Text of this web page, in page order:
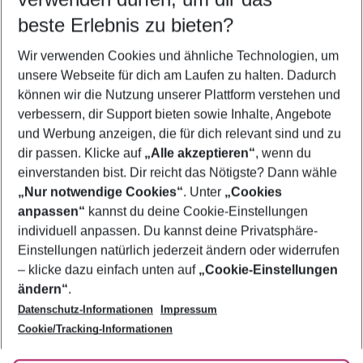
5-8 Nächte
2 Erwachsene Keine Kinder
Mehr Filter anzeigen
Footer
Footer navigation
Über uns
AGB
Bestpreisgarantie
Cookie-Einstellungen ändern
Cookie-Richtlinie
Agenturbetreuung
Barrierefreies Reisen
Folge uns
beste Erlebnis zu bieten?
Wir verwenden Cookies und ähnliche Technologien, um
unsere Webseite für dich am Laufen zu halten. Dadurch
können wir die Nutzung unserer Plattform verstehen und
verbessern, dir Support bieten sowie Inhalte, Angebote
und Werbung anzeigen, die für dich relevant sind und zu
dir passen. Klicke auf „Alle akzeptieren“, wenn du
einverstanden bist. Dir reicht das Nötigste? Dann wähle
„Nur notwendige Cookies“. Unter „Cookies
anpassen“ kannst du deine Cookie-Einstellungen
individuell anpassen. Du kannst deine Privatsphäre-
Einstellungen natürlich jederzeit ändern oder widerrufen
– klicke dazu einfach unten auf „Cookie-Einstellungen
ändern“.
Datenschutz-Informationen
Impressum
Cookie/Tracking-Informationen